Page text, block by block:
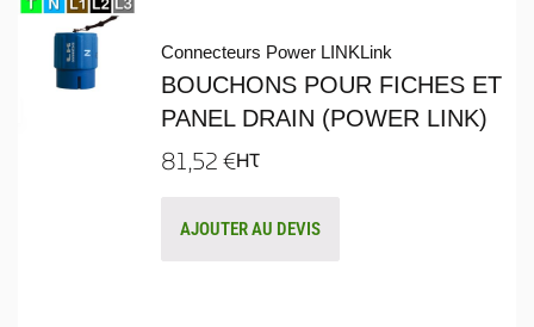
Connecteurs Power LINKLink
BOUCHONS POUR FICHES ET
PANEL DRAIN (POWER LINK)
81,52€HT
AJOUTER AU DEVIS